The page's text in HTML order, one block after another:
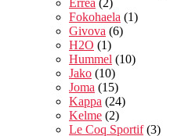
Errea (2)
Fokohaela (1)
Givova (6)
H2O (1)
Hummel (10)
Jako (10)
Joma (15)
Kappa (24)
Kelme (2)
Le Coq Sportif(3)